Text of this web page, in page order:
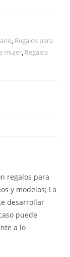
Regalos para
mujer Regalos
regalos para
y modelos; La
desarrollar
puede
a lo